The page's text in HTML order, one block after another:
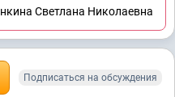
Светлана Николаевна
Подписаться на обсуждения